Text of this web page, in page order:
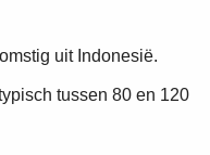
uit Indonesië.
tussen 80 en 120